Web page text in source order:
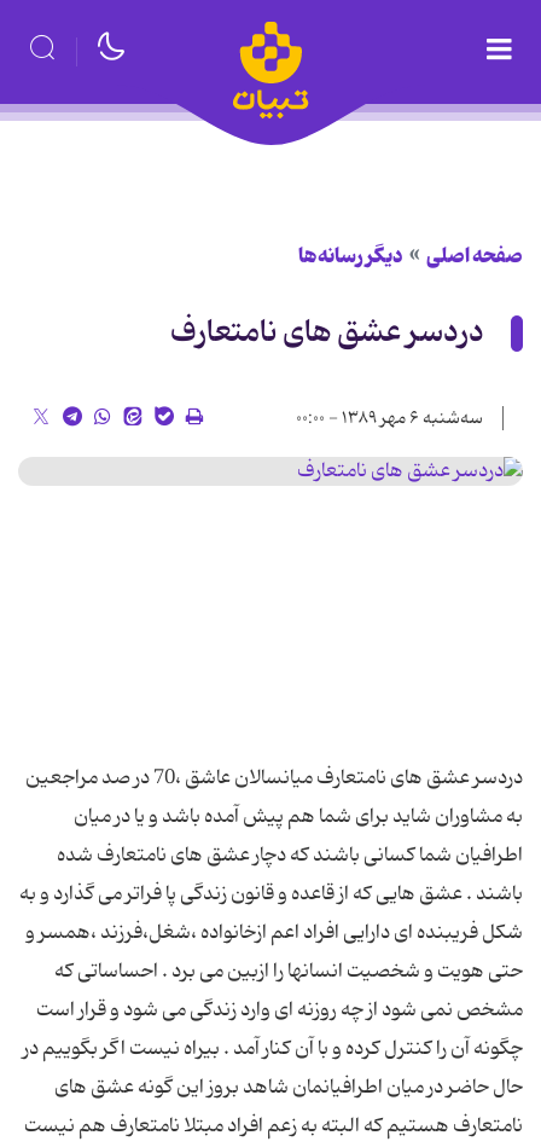
صفحه اصلی دیگر رسانه‌ها
دردسر عشق های نامتعارف
سه‌شنبه ۶ مهر ۱۳۸۹ - ۰۰:۰۰
دردسر عشق های نامتعارف میانسالان عاشق ،70 در صد مراجعین
به مشاوران شاید برای شما هم پیش آمده باشد و یا در میان
اطرافیان شما کسانی باشند که دچار عشق های نامتعارف شده
باشند . عشق هایی که از قاعده و قانون زندگی پا فراتر می گذارد و به
شکل فریبنده ای دارایی افراد اعم ازخانواده ،شغل،فرزند ،همسر و
حتی هویت و شخصیت انسانها را ازبین می برد . احساساتی که
مشخص نمی شود از چه روزنه ای وارد زندگی می شود و قرار است
چگونه آن را کنترل کرده و با آن کنار آمد . بیراه نیست اگر بگوییم در
حال حاضر در میان اطرافیانمان شاهد بروز این گونه عشق های
نامتعارف هستیم که البته به زعم افراد مبتلا نامتعارف هم نیست